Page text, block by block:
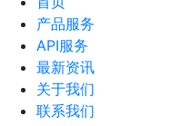
产品服务
API服务
最新资讯
关于我们
联系我们